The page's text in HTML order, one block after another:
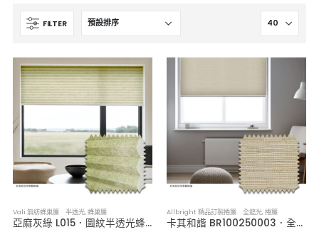
FILTER
Vali 無紡蜂巢簾 半透光,蜂巢簾
亞麻灰綠 L015．圖紋半透光蜂巢簾
Allbright 精品訂製捲簾 全遮光,捲簾
卡其和諧 BR100250003．全遮光捲簾